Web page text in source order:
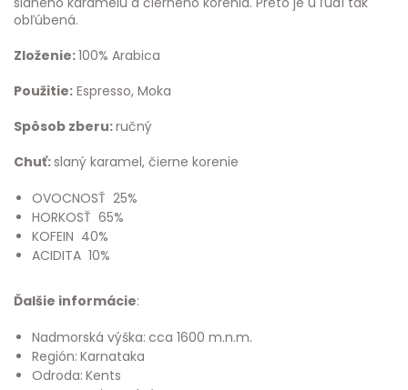
obľúbená.
Zloženie:100% Arabica
Použitie: Espresso, Moka
Spôsob zberu:ručný
Chuť:slaný karamel, čierne korenie
OVOCNOSŤ 25%
HORKOSŤ 65%
KOFEIN 40%
ACIDITA 10%
Ďalšie informácie:
Nadmorská výška: cca 1600 m.n.m.
Región: Karnataka
Odroda: Kents